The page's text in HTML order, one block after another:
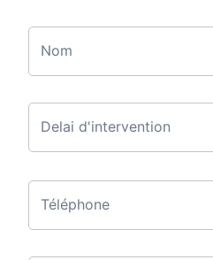
Nom
Delai d'intervention
Téléphone